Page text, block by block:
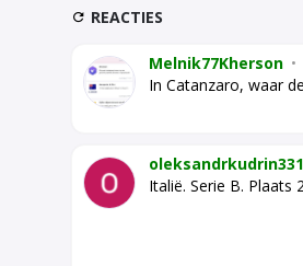
REACTIES
Melnik77Kherson •
In Catanzaro, waar
oleksandrkudrin331
Italië. Serie B. Plaats